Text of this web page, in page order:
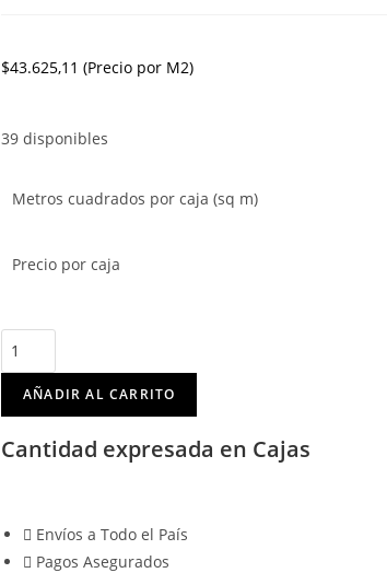
$43.625,11 (Precio por M2)
39 disponibles
Metros cuadrados por caja (sq m)
Precio por caja
AÑADIR AL CARRITO
Cantidad expresada en Cajas
Envíos a Todo el País
Pagos Asegurados